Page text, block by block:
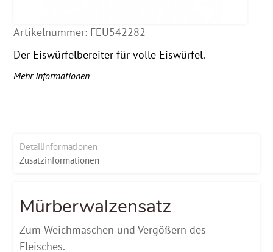
Artikelnummer: FEU542282
Der Eiswürfelbereiter für volle Eiswürfel.
Mehr Informationen
Detailinformationen
Zusatzinformationen
Mürberwalzensatz
Zum Weichmaschen und Vergößern des
Fleisches.